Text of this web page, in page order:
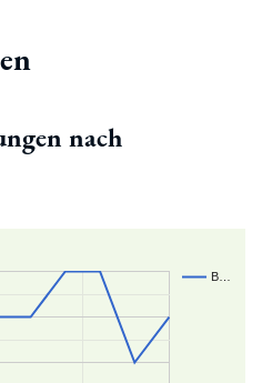
nach
B…